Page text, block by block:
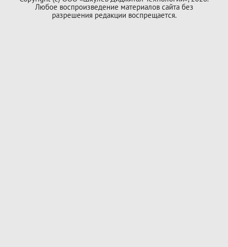
Любое воспроизведение материалов сайта без
разрешения редакции воспрещается.